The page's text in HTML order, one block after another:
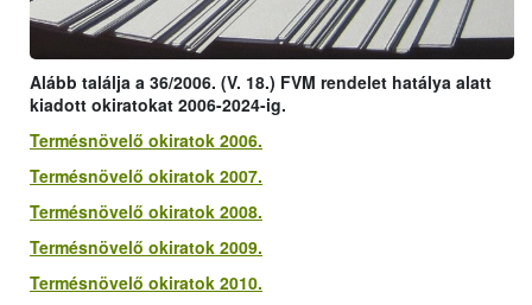
Alább találja a 36/2006. (V. 18.) FVM rendelet hatálya alatt
kiadott okiratokat 2006-2024-ig.
Termésnövelő okiratok 2006.
Termésnövelő okiratok 2007.
Termésnövelő okiratok 2008.
Termésnövelő okiratok 2009.
Termésnövelő okiratok 2010.